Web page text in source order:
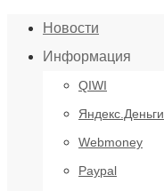
Новости
Информация
QIWI
Яндекс.Деньги
Webmoney
Paypal